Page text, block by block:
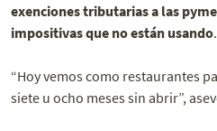
exenciones tributarias a las
impositivas que no están usando.
“Hoy vemos como restaurantes
siete u ocho meses sin abrir”,